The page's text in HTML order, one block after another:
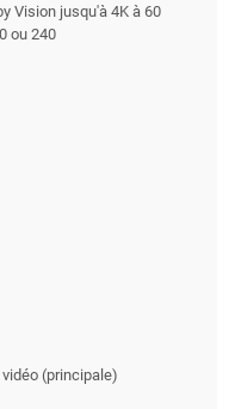
Vision jusqu'à 4K à 60
ou 240
(principale)